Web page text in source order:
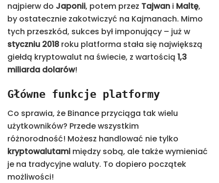
najpierw do Japonii, potem przez Tajwan i Maltę,
by ostatecznie zakotwiczyć na Kajmanach. Mimo
tych przeszkód, sukces był imponujący – już w
styczniu 2018 roku platforma stała się największą
giełdą kryptowalut na świecie, z wartością 1,3
miliarda dolarów!
Główne funkcje platformy
Co sprawia, że Binance przyciąga tak wielu
użytkowników? Przede wszystkim
różnorodność! Możesz handlować nie tylko
kryptowalutami między sobą, ale także wymieniać
je na tradycyjne waluty. To dopiero początek
możliwości!